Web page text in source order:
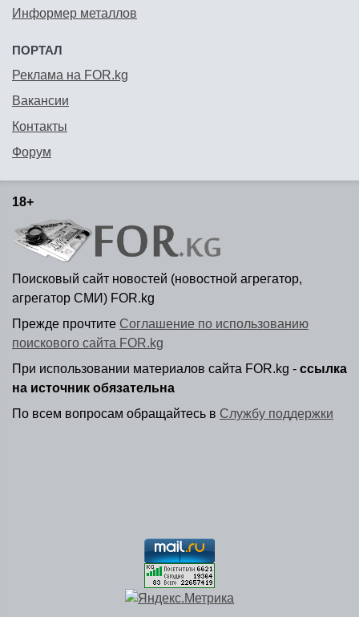
Информер металлов
ПОРТАЛ
Реклама на FOR.kg
Вакансии
Контакты
Форум
18+
Поисковый сайт новостей (новостной агрегатор,
агрегатор СМИ) FOR.kg
Прежде прочтите Соглашение по использованию
поискового сайта FOR.kg
При использовании материалов сайта FOR.kg - ссылка
на источник обязательна
По всем вопросам обращайтесь в Службу поддержки